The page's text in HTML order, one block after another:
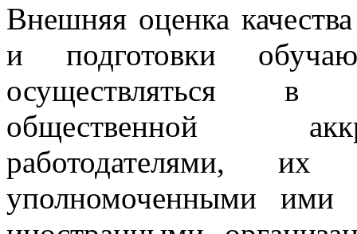
Внешняя оценка
и подготовки
осуществляться в
общественной
работодателями,
уполномоченными ими